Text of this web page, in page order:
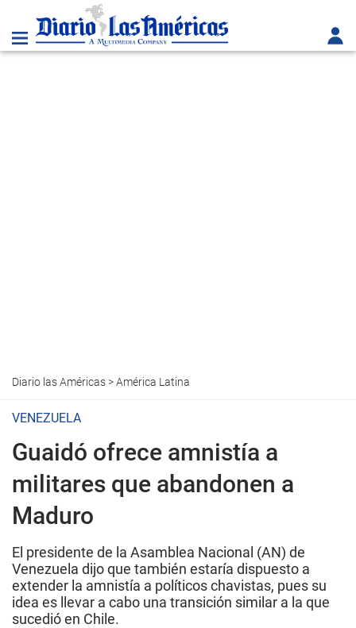
Diario las Américas>América Latina
VENEZUELA
Guaidó ofrece amnistía a
militares que abandonen a
Maduro
El presidente de la Asamblea Nacional (AN) de
Venezuela dijo que también estaría dispuesto a
extender la amnistía a políticos chavistas, pues su
idea es llevar a cabo una transición similar a la que
sucedió en Chile.